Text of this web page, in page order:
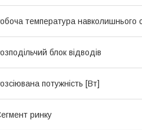
температура навколишнього
блок відводів
потужність [Вт]
ринку